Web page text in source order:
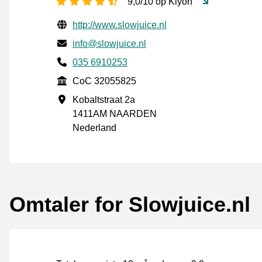
Verifisert kontaktinformasjon
Website URL
http://www.slowjuice.nl
E-post
info@slowjuice.nl
Phone number
035 6910253
CoC
CoC 32055825
Forretningsadresse
Kobaltstraat 2a
1411AM NAARDEN
Nederland
Omtaler for Slowjuice.nl